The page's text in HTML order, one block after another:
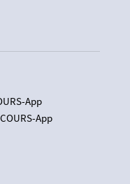
App
App